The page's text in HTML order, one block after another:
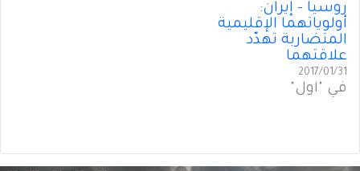
روسيا – إيران:
أولوياتهما الإقليمية
المتضاربة تهدّد
علاقتهما
2017/01/31
في "أول"